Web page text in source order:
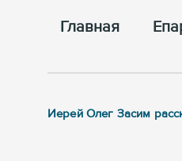
Главная
Иерей Олег Засим